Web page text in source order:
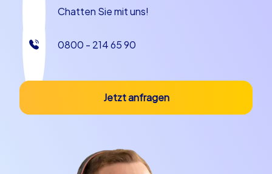
Chatten Sie mit uns!
0800 - 214 65 90
Jetzt anfragen